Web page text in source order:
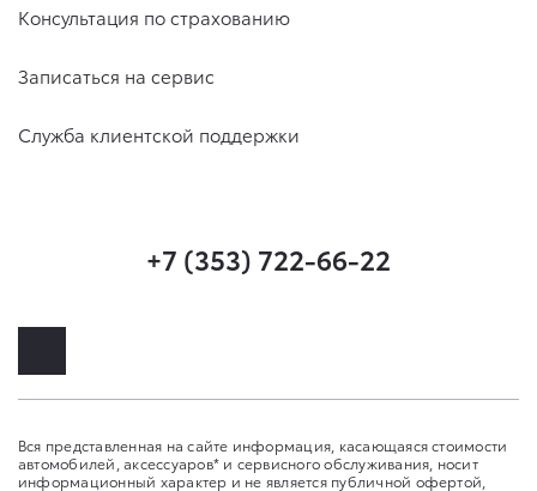
Консультация по страхованию
Записаться на сервис
Служба клиентской поддержки
+7 (353) 722-66-22
Вся представленная на сайте информация, касающаяся стоимости
автомобилей, аксессуаров* и сервисного обслуживания, носит
информационный характер и не является публичной офертой,